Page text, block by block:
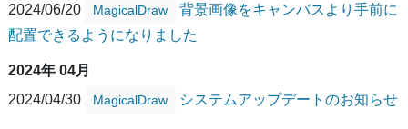
2024/06/20
MagicalDraw
背景画像をキャンバスより手前に
配置できるようになりました
2024年 04月
2024/04/30
MagicalDraw システムアップデートのお知らせ